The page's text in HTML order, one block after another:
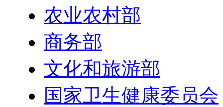
农业农村部
商务部
文化和旅游部
国家卫生健康委员会